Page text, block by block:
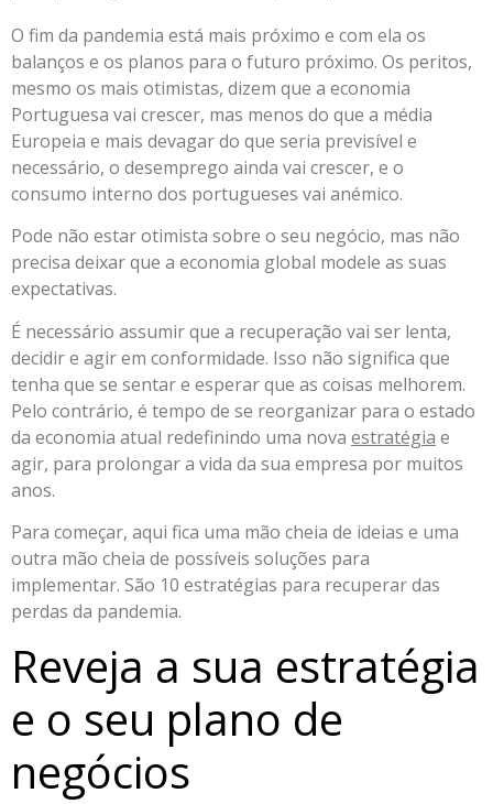
O fim da pandemia está mais próximo e com ela os
balanços e os planos para o futuro próximo. Os peritos,
mesmo os mais otimistas, dizem que a economia
Portuguesa vai crescer, mas menos do que a média
Europeia e mais devagar do que seria previsível e
necessário, o desemprego ainda vai crescer, e o
consumo interno dos portugueses vai anémico.
Pode não estar otimista sobre o seu negócio, mas não
precisa deixar que a economia global modele as suas
expectativas.
É necessário assumir que a recuperação vai ser lenta,
decidir e agir em conformidade. Isso não significa que
tenha que se sentar e esperar que as coisas melhorem.
Pelo contrário, é tempo de se reorganizar para o estado
da economia atual redefinindo uma nova estratégia e
agir, para prolongar a vida da sua empresa por muitos
anos.
Para começar, aqui fica uma mão cheia de ideias e uma
outra mão cheia de possíveis soluções para
implementar. São 10 estratégias para recuperar das
perdas da pandemia.
Reveja a sua estratégia
e o seu plano de
negócios